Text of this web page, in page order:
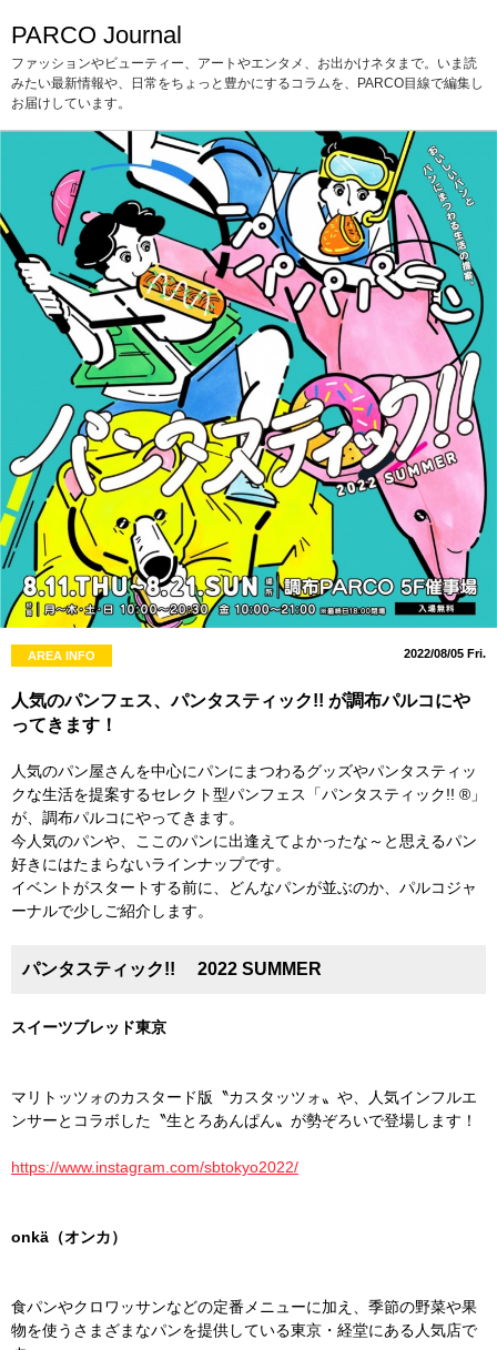
PARCO Journal
ファッションやビューティー、アートやエンタメ、お出かけネタまで。いま読
みたい最新情報や、日常をちょっと豊かにするコラムを、PARCO目線で編集し
お届けしています。
AREA INFO 2022/08/05 Fri.
人気のパンフェス、パンタスティック!! が調布パルコにや
ってきます！
人気のパン屋さんを中心にパンにまつわるグッズやパンタスティッ
クな生活を提案するセレクト型パンフェス「パンタスティック!! ®」
が、調布パルコにやってきます。
今人気のパンや、ここのパンに出逢えてよかったな～と思えるパン
好きにはたまらないラインナップです。
イベントがスタートする前に、どんなパンが並ぶのか、パルコジャ
ーナルで少しご紹介します。
パンタスティック!! 2022 SUMMER
スイーツブレッド東京
マリトッツォのカスタード版〝カスタッツォ〟や、人気インフルエ
ンサーとコラボした〝生とろあんぱん〟が勢ぞろいで登場します！
https://www.instagram.com/sbtokyo2022/
onkä（オンカ）
食パンやクロワッサンなどの定番メニューに加え、季節の野菜や果
物を使うさまざまなパンを提供している東京・経堂にある人気店で